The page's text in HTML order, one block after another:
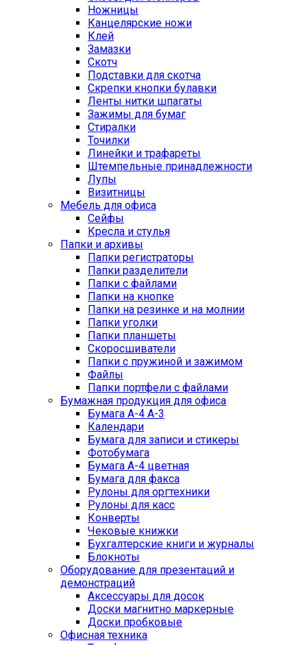
Ножницы
Канцелярские ножи
Клей
Замазки
Скотч
Подставки для скотча
Скрепки кнопки булавки
Ленты нитки шпагаты
Зажимы для бумаг
Стиралки
Точилки
Линейки и трафареты
Штемпельные принадлежности
Лупы
Визитницы
Мебель для офиса
Сейфы
Кресла и стулья
Папки и архивы
Папки регистраторы
Папки разделители
Папки с файлами
Папки на кнопке
Папки на резинке и на молнии
Папки уголки
Папки планшеты
Скоросшиватели
Папки с пружиной и зажимом
Файлы
Папки портфели с файлами
Бумажная продукция для офиса
Бумага А-4 А-3
Календари
Бумага для записи и стикеры
Фотобумага
Бумага А-4 цветная
Бумага для факса
Рулоны для оргтехники
Рулоны для касс
Конверты
Чековые книжки
Бухгалтерские книги и журналы
Блокноты
Оборудование для презентаций и
демонстраций
Аксессуары для досок
Доски магнитно маркерные
Доски пробковые
Офисная техника